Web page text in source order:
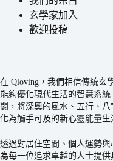
玄學家加入
歡迎投稿
在 Qloving，我們相信傳統玄
能夠優化現代生活的智慧系
閡，將深奧的風水、五行、
化為觸手可及的新心靈能量生
透過對居住空間、個人運勢
為每一位追求卓越的人士提